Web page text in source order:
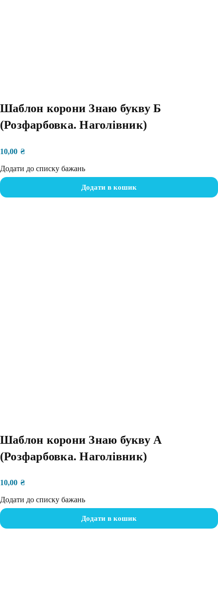
Шаблон корони Знаю букву Б
(Розфарбовка. Наголівник)
10,00 ₴
Додати до списку бажань
Додати в кошик
Шаблон корони Знаю букву А
(Розфарбовка. Наголівник)
10,00 ₴
Додати до списку бажань
Додати в кошик